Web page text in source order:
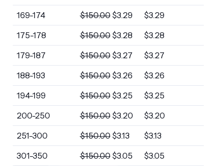
169-174 $150.00 $3.29 $3.29
175-178 $150.00 $3.28 $3.28
179-187 $150.00 $3.27 $3.27
188-193 $150.00 $3.26 $3.26
194-199 $150.00 $3.25 $3.25
200-250 $150.00 $3.20 $3.20
251-300 $150.00 $3.13 $3.13
301-350 $150.00 $3.05 $3.05